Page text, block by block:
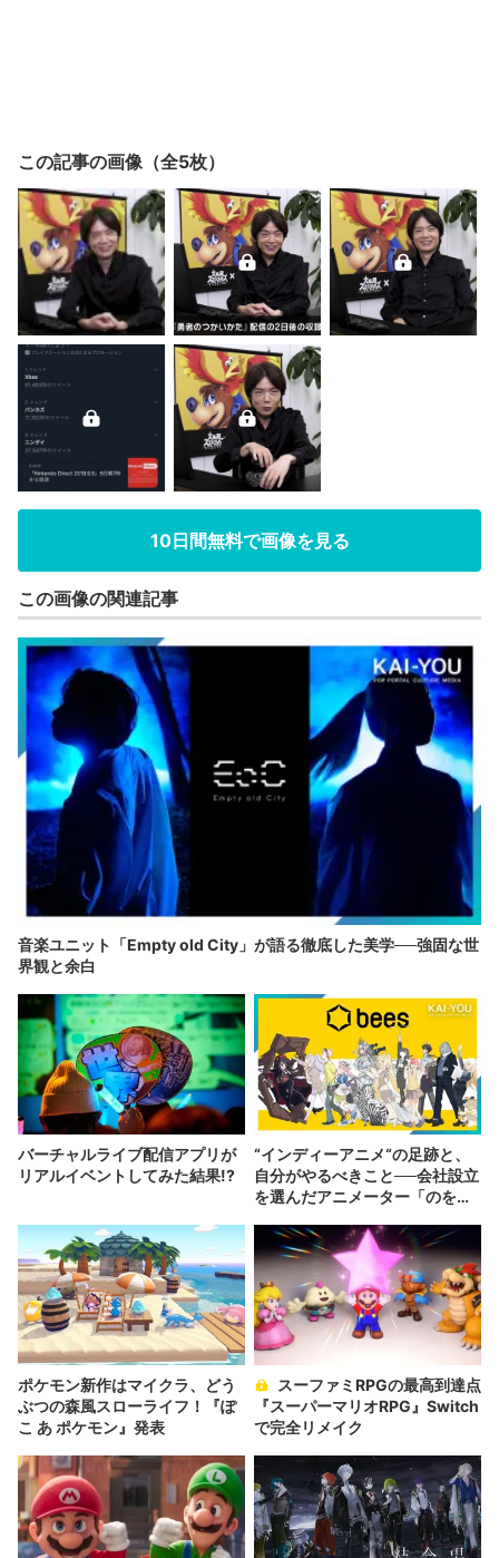
この記事の画像（全5枚）
10日間無料で画像を見る
この画像の関連記事
音楽ユニット「Empty old City」が語る徹底した美学──強固な世
界観と余白
バーチャルライブ配信アプリが
リアルイベントしてみた結果!?
“インディーアニメ“の足跡と、
自分がやるべきこと──会社設立
を選んだアニメーター「のを
ポケモン新作はマイクラ、どう
ぶつの森風スローライフ！『ぽ
こ あ ポケモン』発表
『スーパーマリオRPG』Switch
で完全リメイク